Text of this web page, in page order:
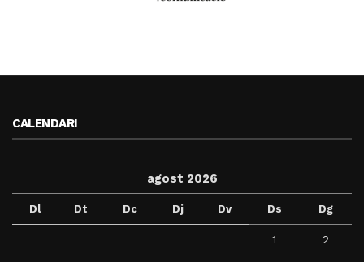
CALENDARI
agost 2026
Dl Dt Dc Dj Dv Ds Dg
1 2